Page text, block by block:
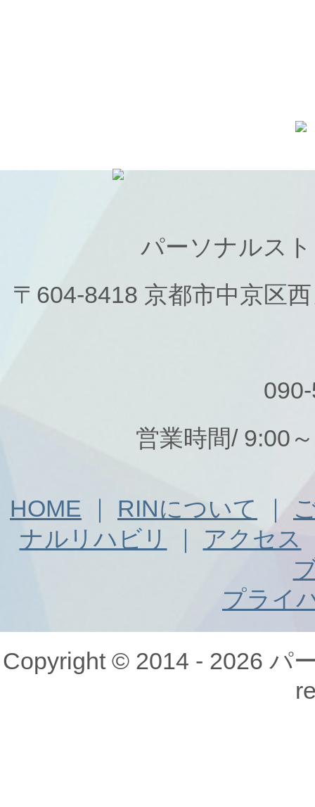
パーソナルス
〒604-8418 京都市中京区
営業時間/ 9:00
HOME ｜ RINについて ｜
ナルリハビリ
｜ アクセス
プライ
Copyright © 2014 - 2026 パ